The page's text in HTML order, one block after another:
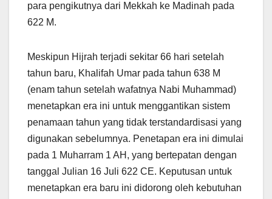
para pengikutnya dari Mekkah ke Madinah pada
622 M.
Meskipun Hijrah terjadi sekitar 66 hari setelah
tahun baru, Khalifah Umar pada tahun 638 M
(enam tahun setelah wafatnya Nabi Muhammad)
menetapkan era ini untuk menggantikan sistem
penamaan tahun yang tidak terstandardisasi yang
digunakan sebelumnya. Penetapan era ini dimulai
pada 1 Muharram 1 AH, yang bertepatan dengan
tanggal Julian 16 Juli 622 CE. Keputusan untuk
menetapkan era baru ini didorong oleh kebutuhan